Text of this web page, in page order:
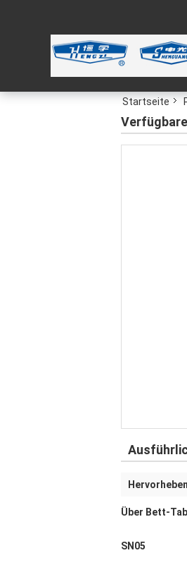
Startseite
Über Bett-
SN05